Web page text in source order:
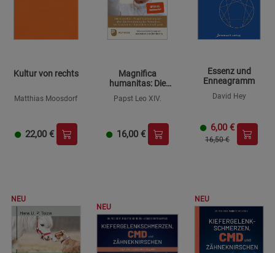
Kultur von rechts
Matthias Moosdorf
22,00 €
Magnifica
humanitas: Die
Menschheit
Papst Leo XIV.
16,00 €
Essenz und
Enneagramm
David Hey
6,00 €
16,50 €
NEU
NEU
NEU